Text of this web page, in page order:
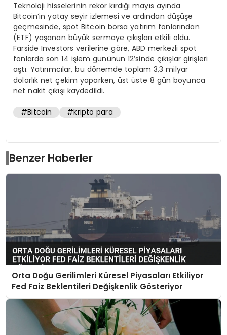
Teknoloji hisselerinin rekor kırdığı mayıs ayında
Bitcoin’in yatay seyir izlemesi ve ardından düşüşe
geçmesinde, spot Bitcoin borsa yatırım fonlarından
(ETF) yaşanan büyük sermaye çıkışları etkili oldu.
Farside Investors verilerine göre, ABD merkezli spot
fonlarda son 14 işlem gününün 12’sinde çıkışlar girişleri
aştı. Yatırımcılar, bu dönemde toplam 3,3 milyar
dolarlık net çekim yaparken, üst üste 8 gün boyunca
net nakit çıkışı kaydedildi.
#Bitcoin #kripto para
Benzer Haberler
Orta Doğu Gerilimleri Küresel Piyasaları Etkiliyor
Fed Faiz Beklentileri Değişkenlik Gösteriyor